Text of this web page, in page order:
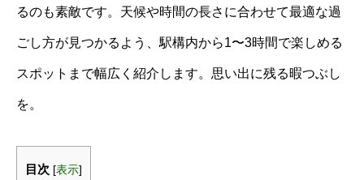
るのも素敵です。天候や時間の長さに合わせて最適な過
ごし方が見つかるよう、駅構内から1〜3時間で楽しめる
スポットまで幅広く紹介します。思い出に残る暇つぶし
を。
目次 [表示]